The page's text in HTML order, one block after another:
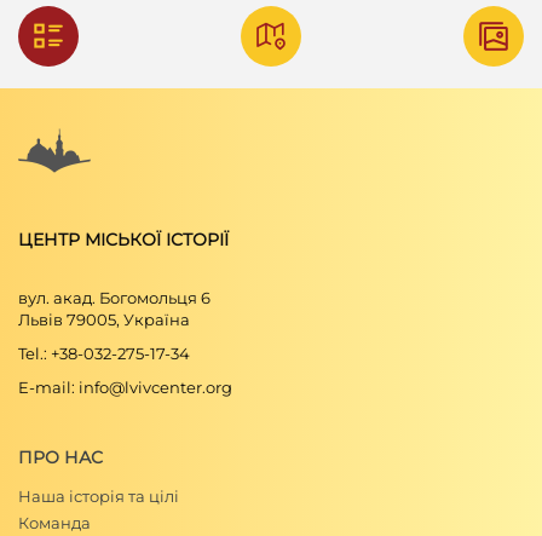
ЦЕНТР МІСЬКОЇ ІСТОРІЇ
вул. акад. Богомольця 6
Львів 79005, Україна
Tel.: +38-032-275-17-34
E-mail: info@lvivcenter.org
ПРО НАС
Наша історія та цілі
Команда